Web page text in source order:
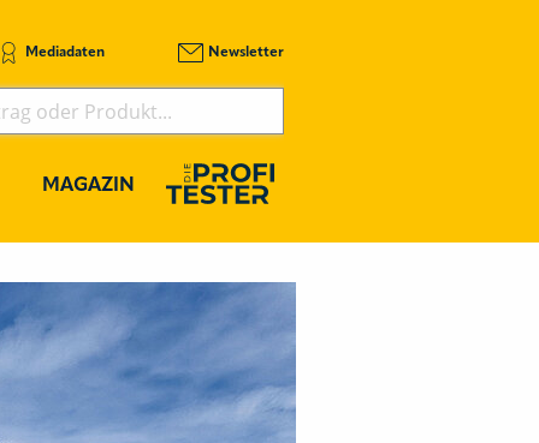
Mediadaten Newsletter
MAGAZIN